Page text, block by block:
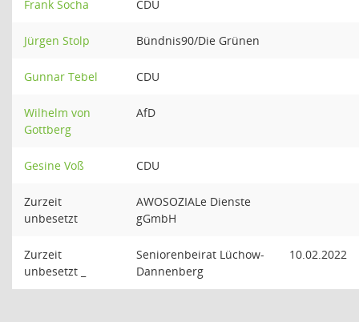
Frank Socha CDU
Jürgen Stolp Bündnis90/Die Grünen
Gunnar Tebel CDU
Wilhelm von
Gottberg
AfD
Gesine Voß CDU
Zurzeit
unbesetzt
AWOSOZIALe Dienste
gGmbH
Zurzeit
unbesetzt _
Seniorenbeirat Lüchow-
Dannenberg
10.02.2022